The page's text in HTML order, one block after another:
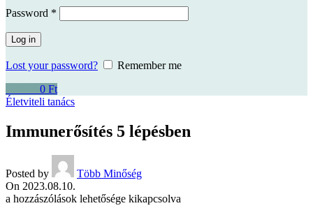
Password *
Log in
Lost your password?
Remember me
0 Ft
Életviteli tanács
Immunerősítés 5 lépésben
Posted by
Több Minőség
On 2023.08.10.
Immunerősítés
a hozzászólások lehetősége kikapcsolva